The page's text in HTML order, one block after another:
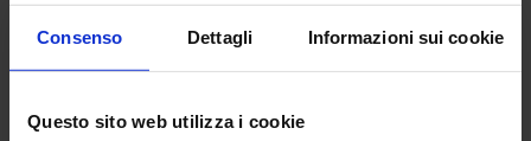
Consenso Dettagli Informazioni sui cookie
Questo sito web utilizza i cookie
MACCHINE UTENSILI , MACCHINE E
UTENSILI – VILLAGGIO ASCOMUT
Confcommercio che rappresenta le aziende che operano